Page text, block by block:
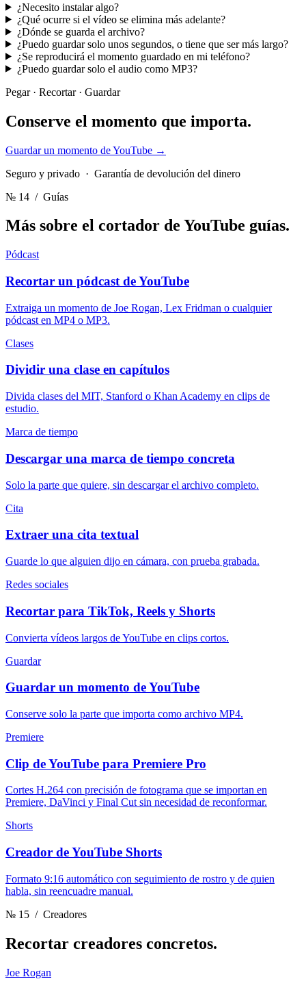
¿Necesito instalar algo?
¿Qué ocurre si el vídeo se elimina más adelante?
¿Dónde se guarda el archivo?
¿Puedo guardar solo unos segundos, o tiene que ser más largo?
¿Se reproducirá el momento guardado en mi teléfono?
¿Puedo guardar solo el audio como MP3?
Pegar · Recortar · Guardar
Conserve el momento que importa.
Guardar un momento de YouTube →
Seguro y privado · Garantía de devolución del dinero
№ 14 / Guías
Más sobre el cortador de YouTube guías.
Pódcast
Recortar un pódcast de YouTube
Extraiga un momento de Joe Rogan, Lex Fridman o cualquier
pódcast en MP4 o MP3.
Clases
Dividir una clase en capítulos
Divida clases del MIT, Stanford o Khan Academy en clips de
estudio.
Marca de tiempo
Descargar una marca de tiempo concreta
Solo la parte que quiere, sin descargar el archivo completo.
Cita
Extraer una cita textual
Guarde lo que alguien dijo en cámara, con prueba grabada.
Redes sociales
Recortar para TikTok, Reels y Shorts
Convierta vídeos largos de YouTube en clips cortos.
Guardar
Guardar un momento de YouTube
Conserve solo la parte que importa como archivo MP4.
Premiere
Clip de YouTube para Premiere Pro
Cortes H.264 con precisión de fotograma que se importan en
Premiere, DaVinci y Final Cut sin necesidad de reconformar.
Shorts
Creador de YouTube Shorts
Formato 9:16 automático con seguimiento de rostro y de quien
habla, sin reencuadre manual.
№ 15 / Creadores
Recortar creadores concretos.
Joe Rogan